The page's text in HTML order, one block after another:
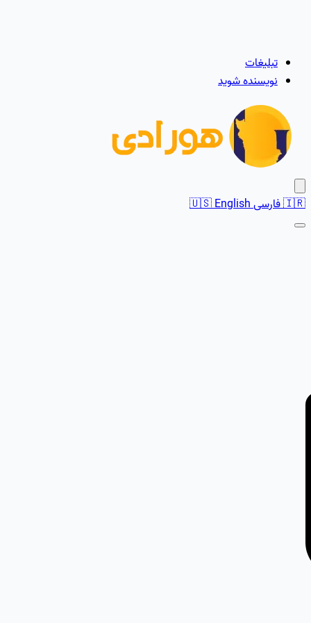
تبلیغات
نویسنده شوید
🇮🇷فارسی 🇺🇸English